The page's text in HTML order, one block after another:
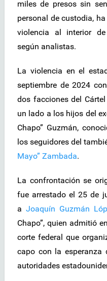
miles de presos sin
personal de custodia,
violencia al interior
según analistas.
La violencia en el
septiembre de 2024
dos facciones del
un lado a los hijos del
Chapo” Guzmán,
los seguidores del
Mayo” Zambada.
La confrontación se
fue arrestado el 25 de
a Joaquín Guzmán
Chapo”, quien admitió
corte federal que
capo con la esperanza
autoridades